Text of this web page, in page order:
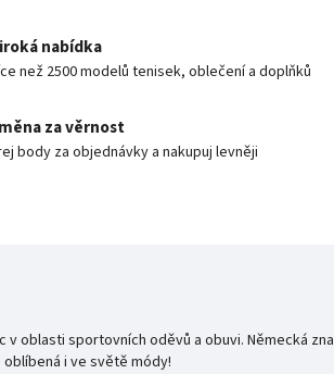
nabídka
než 2500 modelů tenisek, oblečení a doplňků
za věrnost
body za objednávky a nakupuj levněji
v oblasti sportovních oděvů a obuvi. Německá
i ve světě módy!